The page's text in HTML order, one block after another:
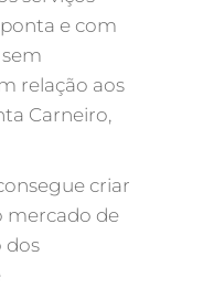
e com
relação aos
Carneiro,
criar
mercado de
dos